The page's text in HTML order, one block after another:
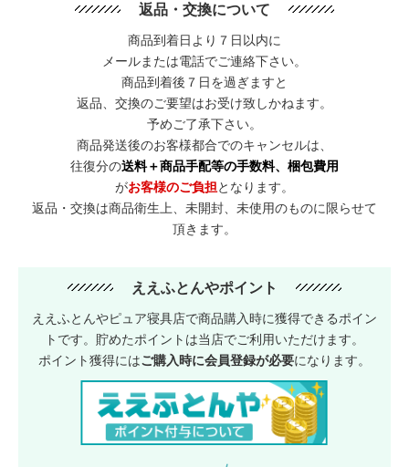
返品・交換について
商品到着日より７日以内に
メールまたは電話でご連絡下さい。
商品到着後７日を過ぎますと
返品、交換のご要望はお受け致しかねます。
予めご了承下さい。
商品発送後のお客様都合でのキャンセルは、
往復分の送料＋商品手配等の手数料、梱包費用
がお客様のご負担となります。
返品・交換は商品衛生上、未開封、未使用のものに限らせて
頂きます。
ええふとんやポイント
ええふとんやピュア寝具店で商品購入時に獲得できるポイン
トです。貯めたポイントは当店でご利用いただけます。
ポイント獲得にはご購入時に会員登録が必要になります。